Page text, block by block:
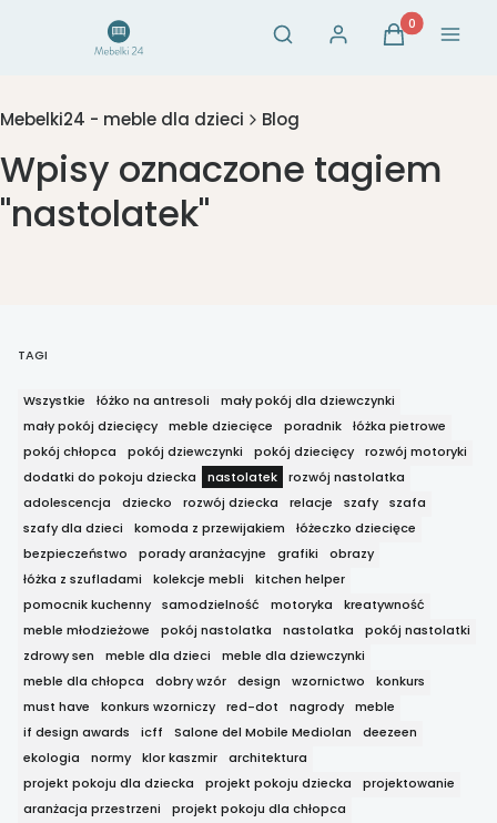
Otwórz wyszukiwarkę
Szukaj Zaloguj sięProdukty w
Koszyk Menu
Mebelki24 - meble dla dzieci Blog
Wpisy oznaczone tagiem
"nastolatek"
TAGI
Wszystkie łóżko na antresoli
mały pokój dla dziewczynki
mały pokój dziecięcy
meble dziecięce poradnik
łóżka pietrowe
pokój chłopca
pokój dziewczynki pokój dziecięcy
rozwój motoryki
dodatki do pokoju dziecka
nastolatek
rozwój nastolatka
adolescencja
dziecko rozwój dziecka relacje szafy
szafa
szafy dla dzieci
komoda z przewijakiem
łóżeczko dziecięce
bezpieczeństwo
porady aranżacyjne grafiki
obrazy
łóżka z szufladami
kolekcje mebli
kitchen helper
pomocnik kuchenny
samodzielność motoryka
kreatywność
meble młodzieżowe
pokój nastolatka nastolatka
pokój nastolatki
zdrowy sen
meble dla dzieci
meble dla dziewczynki
meble dla chłopca
dobry wzór design wzornictwo
konkurs
must have
konkurs wzorniczy red-dot nagrody
meble
if design awards
icff Salone del Mobile Mediolan
deezeen
ekologia
normy klor kaszmir
architektura
projekt pokoju dla dziecka
projekt pokoju dziecka
projektowanie
aranżacja przestrzeni
projekt pokoju dla chłopca